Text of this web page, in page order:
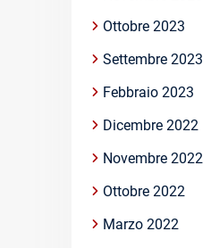
Ottobre 2023
Settembre 2023
Febbraio 2023
Dicembre 2022
Novembre 2022
Ottobre 2022
Marzo 2022